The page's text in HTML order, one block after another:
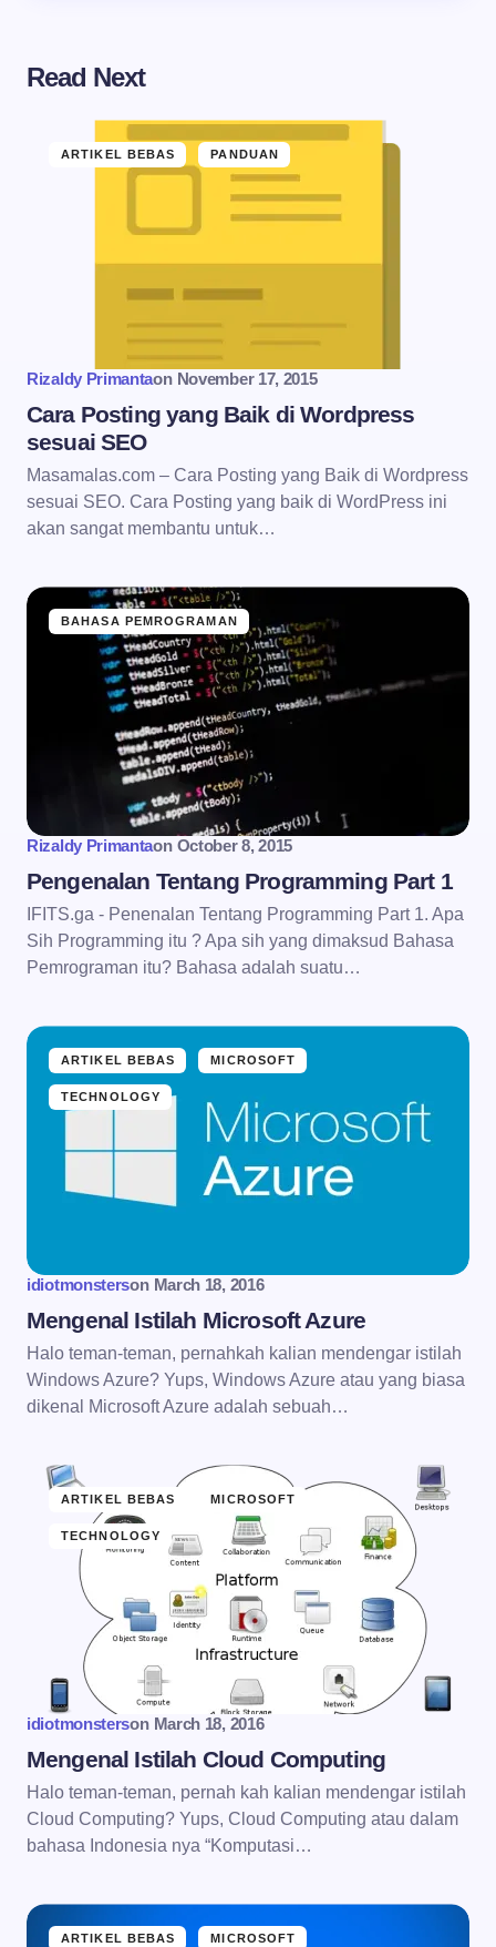
Read Next
ARTIKEL BEBAS PANDUAN
Rizaldy Primantaon November 17, 2015
Cara Posting yang Baik di Wordpress
sesuai SEO
Masamalas.com – Cara Posting yang Baik di Wordpress
sesuai SEO. Cara Posting yang baik di WordPress ini
akan sangat membantu untuk…
BAHASA PEMROGRAMAN
Rizaldy Primantaon October 8, 2015
Pengenalan Tentang Programming Part 1
IFITS.ga - Penenalan Tentang Programming Part 1. Apa
Sih Programming itu ? Apa sih yang dimaksud Bahasa
Pemrograman itu? Bahasa adalah suatu…
ARTIKEL BEBAS MICROSOFT
TECHNOLOGY
idiotmonsterson March 18, 2016
Mengenal Istilah Microsoft Azure
Halo teman-teman, pernahkah kalian mendengar istilah
Windows Azure? Yups, Windows Azure atau yang biasa
dikenal Microsoft Azure adalah sebuah…
ARTIKEL BEBAS MICROSOFT
TECHNOLOGY
idiotmonsterson March 18, 2016
Mengenal Istilah Cloud Computing
Halo teman-teman, pernah kah kalian mendengar istilah
Cloud Computing? Yups, Cloud Computing atau dalam
bahasa Indonesia nya “Komputasi…
ARTIKEL BEBAS MICROSOFT